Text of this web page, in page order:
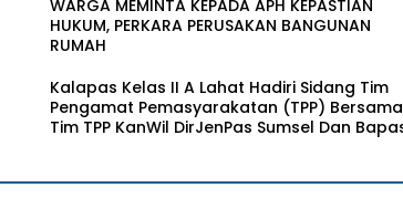
WARGA MEMINTA KEPADA APH KEPASTIAN
HUKUM, PERKARA PERUSAKAN BANGUNAN
RUMAH
Kalapas Kelas II A Lahat Hadiri Sidang Tim
Pengamat Pemasyarakatan (TPP) Bersama
Tim TPP KanWil DirJenPas Sumsel Dan Bapas